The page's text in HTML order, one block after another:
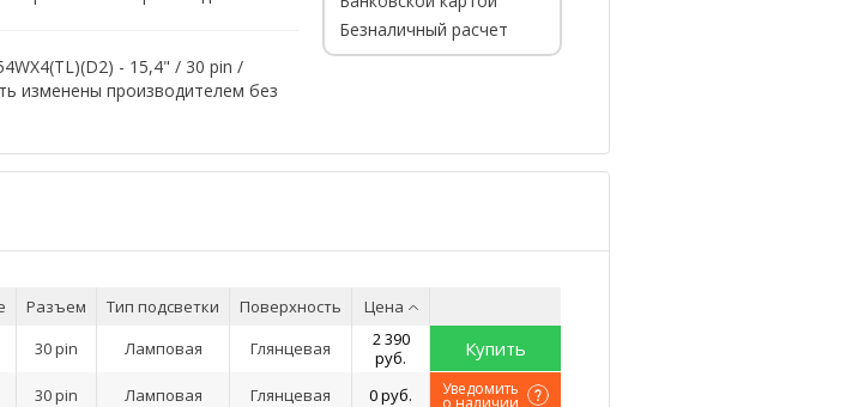
- 15,4" / 30 pin /
изменены производителем без
Безналичный расчет
Разъем Тип подсветки Поверхность
Цена
30 pin Ламповая Глянцевая
2 390
руб.
Купить
30 pin Ламповая Глянцевая 0 руб. Уведомить